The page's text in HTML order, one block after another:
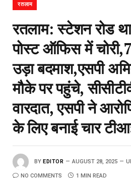
रतलाम
रतलाम: स्टेशन रोड
पोस्ट ऑफिस में
उड़ा बदमाश,एसपी
मौके पर पहुंचे,
वारदात, एसपी ने
के लिए बनाई चार
BY EDITOR AUGUST 28, 2025
NO COMMENTS 1 MIN READ